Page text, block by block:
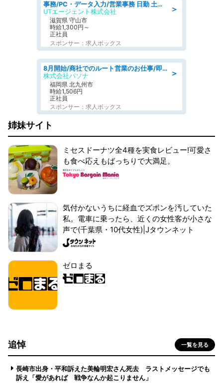
＞
事務/PC・データ入力/営業事務 日勤 土日休み 船舶用のエンジンを扱う会社 総合事務
UTエージェント株式会社
滋賀県 守山市
時給1,300円～
正社員
スポンサー：求人ボックス
＞
8月開始/商社でのルート営業のお仕事/即日勤務可/車通勤可/営業
株式会社パソナ
福岡県 北九州市
時給1,506円
正社員
スポンサー：求人ボックス
姉妹サイト
ミセスドーナツ全4種を実食レビュー!可愛さ
も食べ応えもばっちりで大満足。
気付かないうちに経血でズボンを汚していた
私。電車に乗ったら、近くの女性客が小さな
声で(千葉県・10代女性)|Jタウンネット
ゼロまる
追悼 一覧を見る
長崎市出身・平和訴えた美輪明宏さん死去 ラストメッセージでも
訴え「愛があれば 戦争なんか起こりません」